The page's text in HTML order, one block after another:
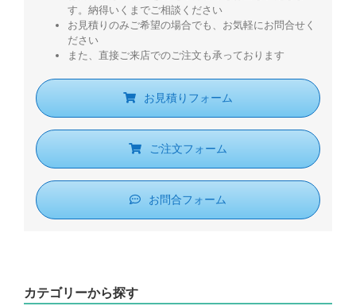
す。納得いくまでご相談ください
お見積りのみご希望の場合でも、お気軽にお問合せく
ださい
また、直接ご来店でのご注文も承っております
お見積りフォーム
ご注文フォーム
お問合フォーム
カテゴリーから探す